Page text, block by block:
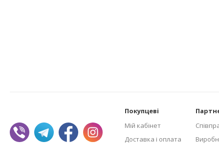
Покупцеві
Мій кабінет
Доставка і оплата